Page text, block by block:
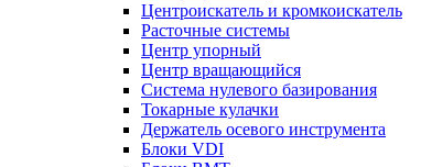
Центроискатель и кромкоискатель
Расточные системы
Центр упорный
Центр вращающийся
Система нулевого базирования
Токарные кулачки
Держатель осевого инструмента
Блоки VDI